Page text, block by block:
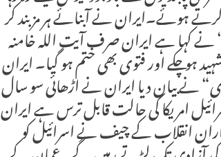
ہوئے۔ایران نے آبنائے ہر مزبند کر
نے کہا ہے ایران صرف آیت اللہ خامنہ
ہو چکے اور فتوی بھی ختم ہو گیا۔ ایران
نے بیان دیا ایران نے اڑھائی سو سال
امریکا کی حالت قابل ترس ہے ایران
انقلاب کے چیف نے اسرائیل کو